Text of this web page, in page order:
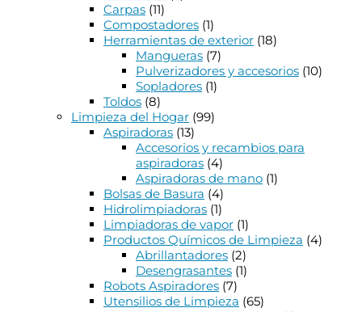
Carpas (11)
Compostadores (1)
Herramientas de exterior (18)
Mangueras (7)
Pulverizadores y accesorios (10)
Sopladores (1)
Toldos (8)
Limpieza del Hogar (99)
Aspiradoras (13)
Accesorios y recambios para
aspiradoras (4)
Aspiradoras de mano (1)
Bolsas de Basura (4)
Hidrolimpiadoras (1)
Limpiadoras de vapor (1)
Productos Químicos de Limpieza (4)
Abrillantadores (2)
Desengrasantes (1)
Robots Aspiradores (7)
Utensilios de Limpieza (65)